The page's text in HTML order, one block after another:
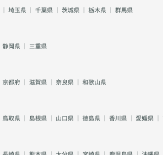
｜ 埼玉県 ｜ 千葉県 ｜ 茨城県 ｜ 栃木県 ｜ 群馬県
静岡県 ｜ 三重県
京都府 ｜ 滋賀県 ｜ 奈良県 ｜ 和歌山県
鳥取県 ｜ 島根県 ｜ 山口県 ｜ 徳島県 ｜ 香川県 ｜ 愛媛県 ｜